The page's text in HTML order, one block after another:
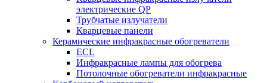
электрические QP
Трубчатые излучатели
Кварцевые панели
Керамические инфракрасные обогреватели
ECL
Инфракрасные лампы для обогрева
Потолочные обогреватели инфракрасные